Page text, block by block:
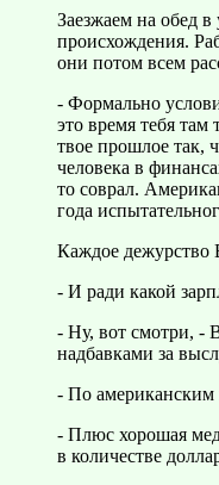
Заезжаем на обед
происхождения.
они потом всем
- Формально
это время тебя там
твое прошлое так,
человека в
то соврал.
года
Каждое дежурство
- И ради какой
- Ну, вот смотри, -
надбавками за
- По американским
- Плюс хорошая
в количестве